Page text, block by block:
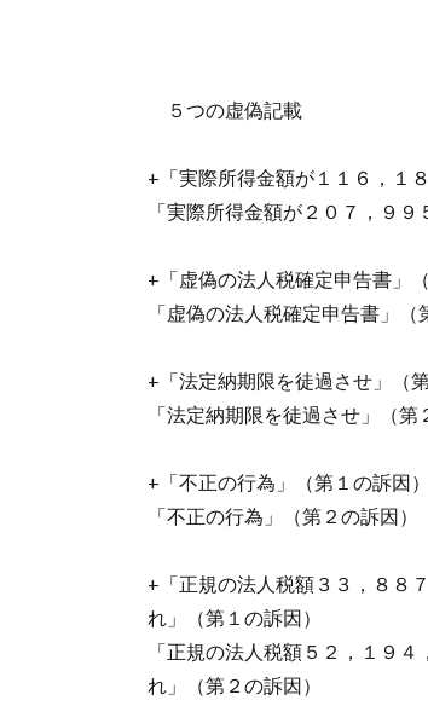
５つの虚偽記載
+「実際所得金額が１１６，１
「実際所得金額が２０７，９
+「虚偽の法人税確定申告書」
「虚偽の法人税確定申告書」（
+「法定納期限を徒過させ」（第
「法定納期限を徒過させ」（第
+「不正の行為」（第１の訴因）
「不正の行為」（第２の訴因）
+「正規の法人税額３３，８８
れ」（第１の訴因）
「正規の法人税額５２，１９
れ」（第２の訴因）